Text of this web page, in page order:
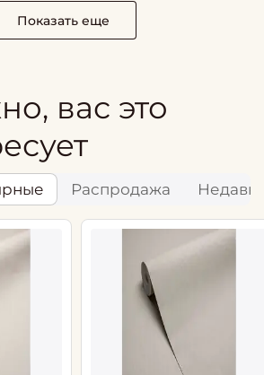
Показать еще
вас это
Распродажа